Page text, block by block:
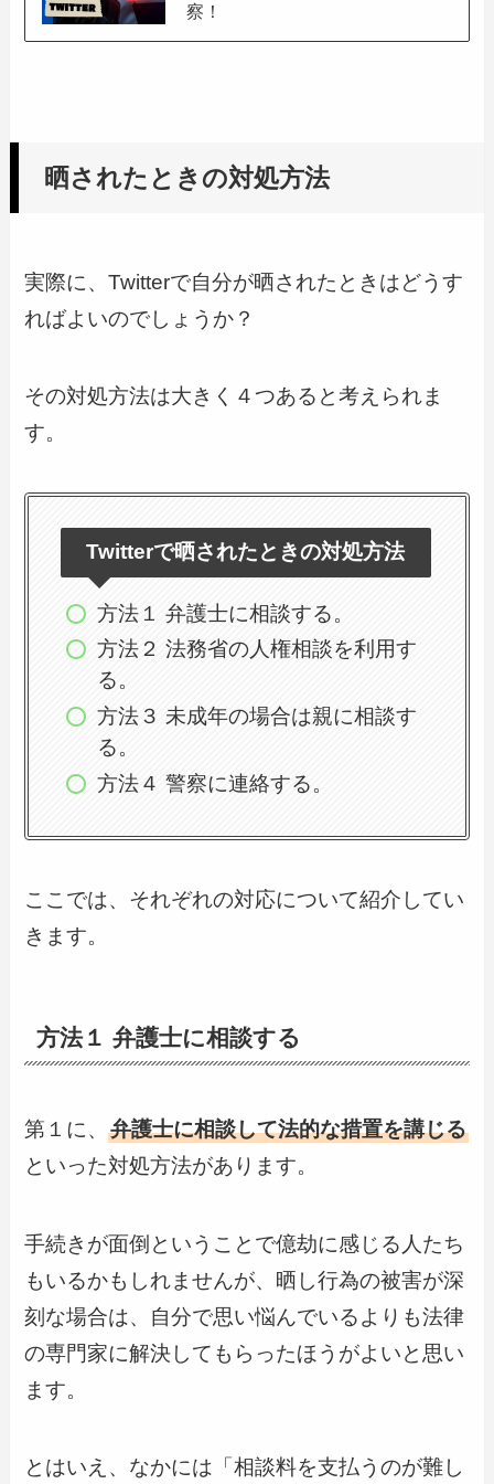
察！
晒されたときの対処方法
実際に、Twitterで自分が晒されたときはどうす
ればよいのでしょうか？
その対処方法は大きく４つあると考えられま
す。
Twitterで晒されたときの対処方法
方法１ 弁護士に相談する。
方法２ 法務省の人権相談を利用す
る。
方法３ 未成年の場合は親に相談す
る。
方法４ 警察に連絡する。
ここでは、それぞれの対応について紹介してい
きます。
方法１ 弁護士に相談する
第１に、弁護士に相談して法的な措置を講じる
といった対処方法があります。
手続きが面倒ということで億劫に感じる人たち
もいるかもしれませんが、晒し行為の被害が深
刻な場合は、自分で思い悩んでいるよりも法律
の専門家に解決してもらったほうがよいと思い
ます。
とはいえ、なかには「相談料を支払うのが難し